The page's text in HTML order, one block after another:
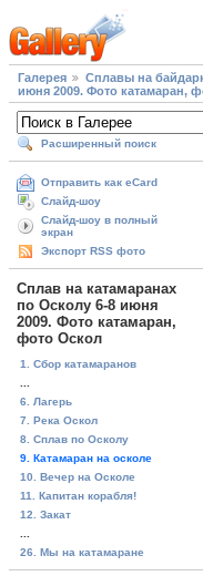
Галерея
Сплавы на
июня 2009. Фото катамаран,
Расширенный поиск
Отправить как eCard
Слайд-шоу
Слайд-шоу в полный
экран
Экспорт RSS фото
Сплав на катамаранах
по Осколу 6-8 июня
2009. Фото катамаран,
фото Оскол
1. Сбор катамаранов
6. Лагерь
7. Река Оскол
8. Сплав по Осколу
9. Катамаран на осколе
10. Вечер на Осколе
11. Капитан корабля!
12. Закат
26. Мы на катамаране